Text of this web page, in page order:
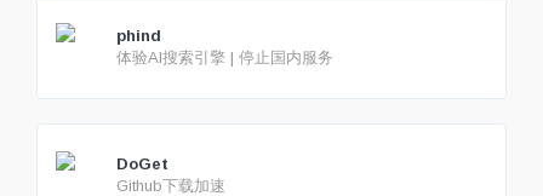
phind
体验AI搜索引擎 | 停止国内服务
DoGet
Github下载加速